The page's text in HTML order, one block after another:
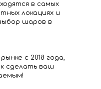
в самых
локациях и
шаров в
с 2018 года,
сделать ваш